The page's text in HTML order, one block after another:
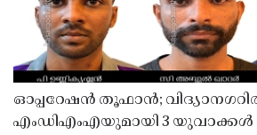
ഓപ്പറേഷൻ തൂഫാൻ;
എംഡിഎംഎയുമായി 3 യുവാക്കൾ